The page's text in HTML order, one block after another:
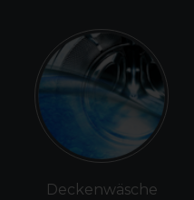
Deckenwäsche